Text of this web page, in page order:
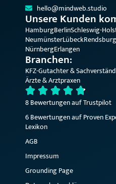
hello@mindweb.studio
Unsere Kunden
HamburgBerlinSchleswig-
NeumünsterLübeckRendsburg
NürnbergErlangen
Branchen:
KFZ-Gutachter &
Ärzte & Arztpraxen
8 Bewertungen auf Trustpilot
6 Bewertungen auf Proven
Lexikon
AGB
Impressum
Grounding Page